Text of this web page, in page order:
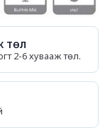
төл
2-6 хувааж төл.